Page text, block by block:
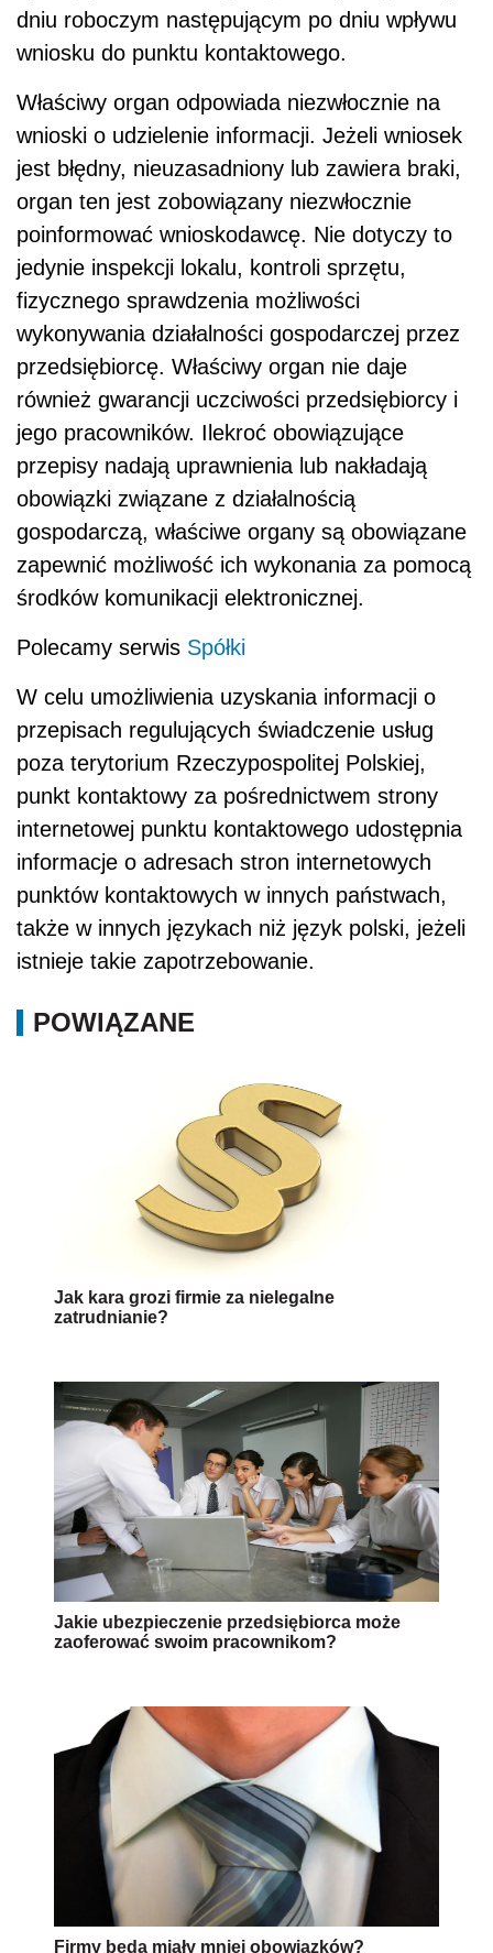
dniu roboczym następującym po dniu wpływu
wniosku do punktu kontaktowego.
Właściwy organ odpowiada niezwłocznie na
wnioski o udzielenie informacji. Jeżeli wniosek
jest błędny, nieuzasadniony lub zawiera braki,
organ ten jest zobowiązany niezwłocznie
poinformować wnioskodawcę. Nie dotyczy to
jedynie inspekcji lokalu, kontroli sprzętu,
fizycznego sprawdzenia możliwości
wykonywania działalności gospodarczej przez
przedsiębiorcę. Właściwy organ nie daje
również gwarancji uczciwości przedsiębiorcy i
jego pracowników. Ilekroć obowiązujące
przepisy nadają uprawnienia lub nakładają
obowiązki związane z działalnością
gospodarczą, właściwe organy są obowiązane
zapewnić możliwość ich wykonania za pomocą
środków komunikacji elektronicznej.
Polecamy serwis Spółki
W celu umożliwienia uzyskania informacji o
przepisach regulujących świadczenie usług
poza terytorium Rzeczypospolitej Polskiej,
punkt kontaktowy za pośrednictwem strony
internetowej punktu kontaktowego udostępnia
informacje o adresach stron internetowych
punktów kontaktowych w innych państwach,
także w innych językach niż język polski, jeżeli
istnieje takie zapotrzebowanie.
POWIĄZANE
Jak kara grozi firmie za nielegalne
zatrudnianie?
Jakie ubezpieczenie przedsiębiorca może
zaoferować swoim pracownikom?
Firmy będą miały mniej obowiązków?